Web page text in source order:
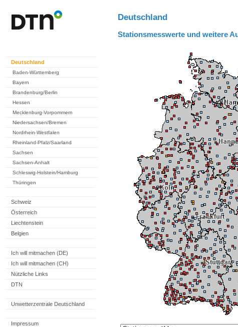
Deutschland
Baden-Württemberg
Bayern
Brandenburg/Berlin
Hessen
Mecklenburg-Vorpommern
Niedersachsen/Bremen
Nordrhein-Westfalen
Rheinland-Pfalz/Saarland
Sachsen
Sachsen-Anhalt
Schleswig-Holstein/Hamburg
Thüringen
Schweiz
Österreich
Liechtenstein
Belgien
Ich will mitmachen (DE)
Ich will mitmachen (CH)
Nützliche Links
DTN
Unwetterzentrale Deutschland
Impressum
Deutschland
Stationsmesswerte und weitere